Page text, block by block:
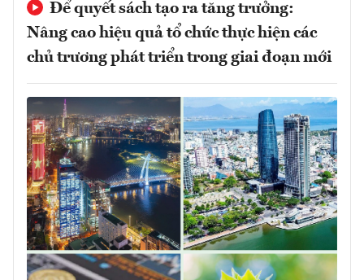
Để quyết sách tạo ra tăng trưởng:
Nâng cao hiệu quả tổ chức thực hiện các
chủ trương phát triển trong giai đoạn mới